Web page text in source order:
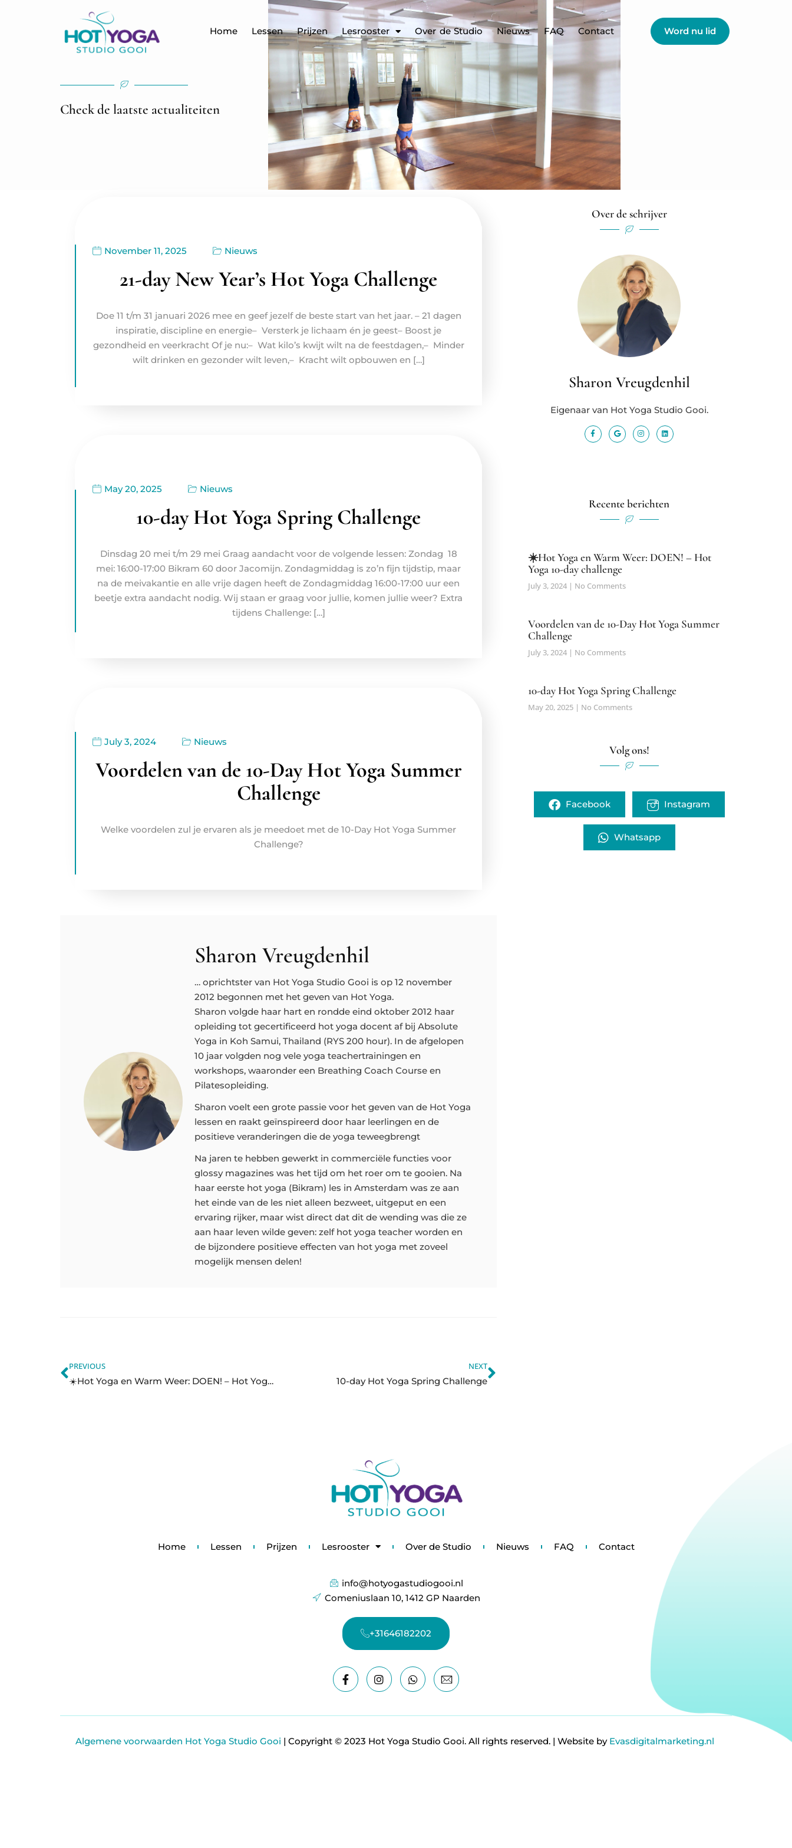
Home Lessen Prijzen Lesrooster Over de Studio Nieuws FAQ Contact Word nu lid
Check de laatste actualiteiten
November 11, 2025 Nieuws
21-day New Year’s Hot Yoga Challenge
Doe 11 t/m 31 januari 2026 mee en geef jezelf de beste start van het jaar. – 21 dagen
inspiratie, discipline en energie– Versterk je lichaam én je geest– Boost je
gezondheid en veerkracht Of je nu:– Wat kilo’s kwijt wilt na de feestdagen,– Minder
wilt drinken en gezonder wilt leven,– Kracht wilt opbouwen en […]
May 20, 2025 Nieuws
10-day Hot Yoga Spring Challenge
Dinsdag 20 mei t/m 29 mei Graag aandacht voor de volgende lessen: Zondag 18
mei: 16:00-17:00 Bikram 60 door Jacomijn. Zondagmiddag is zo’n fijn tijdstip, maar
na de meivakantie en alle vrije dagen heeft de Zondagmiddag 16:00-17:00 uur een
beetje extra aandacht nodig. Wij staan er graag voor jullie, komen jullie weer? Extra
tijdens Challenge: […]
July 3, 2024 Nieuws
Voordelen van de 10-Day Hot Yoga Summer
Challenge
Welke voordelen zul je ervaren als je meedoet met de 10-Day Hot Yoga Summer
Challenge?
Sharon Vreugdenhil
… oprichtster van Hot Yoga Studio Gooi is op 12 november
2012 begonnen met het geven van Hot Yoga.
Sharon volgde haar hart en rondde eind oktober 2012 haar
opleiding tot gecertificeerd hot yoga docent af bij Absolute
Yoga in Koh Samui, Thailand (RYS 200 hour). In de afgelopen
10 jaar volgden nog vele yoga teachertrainingen en
workshops, waaronder een Breathing Coach Course en
Pilatesopleiding.
Sharon voelt een grote passie voor het geven van de Hot Yoga
lessen en raakt geïnspireerd door haar leerlingen en de
positieve veranderingen die de yoga teweegbrengt
Na jaren te hebben gewerkt in commerciële functies voor
glossy magazines was het tijd om het roer om te gooien. Na
haar eerste hot yoga (Bikram) les in Amsterdam was ze aan
het einde van de les niet alleen bezweet, uitgeput en een
ervaring rijker, maar wist direct dat dit de wending was die ze
aan haar leven wilde geven: zelf hot yoga teacher worden en
de bijzondere positieve effecten van hot yoga met zoveel
mogelijk mensen delen!
PREVIOUS
☀️Hot Yoga en Warm Weer: DOEN! – Hot Yoga 10-day challenge
NEXT
10-day Hot Yoga Spring Challenge
Over de schrijver
Sharon Vreugdenhil
Eigenaar van Hot Yoga Studio Gooi.
Recente berichten
☀️Hot Yoga en Warm Weer: DOEN! – Hot
Yoga 10-day challenge
July 3, 2024 No Comments
Voordelen van de 10-Day Hot Yoga Summer
Challenge
July 3, 2024 No Comments
10-day Hot Yoga Spring Challenge
May 20, 2025 No Comments
Volg ons!
Facebook Instagram
Whatsapp
Home Lessen Prijzen Lesrooster Over de Studio Nieuws FAQ Contact
info@hotyogastudiogooi.nl
Comeniuslaan 10, 1412 GP Naarden
+31646182202
Algemene voorwaarden Hot Yoga Studio Gooi | Copyright © 2023 Hot Yoga Studio Gooi. All rights reserved. | Website by Evasdigitalmarketing.nl